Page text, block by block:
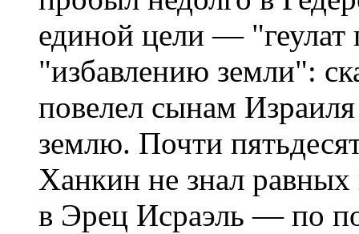
единой цели — "геулат
"избавлению земли":
повелел сынам
землю. Почти
Ханкин не знал равных
в Эрец Исраэль — по